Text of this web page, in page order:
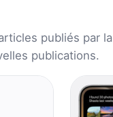
publiés par
publications.